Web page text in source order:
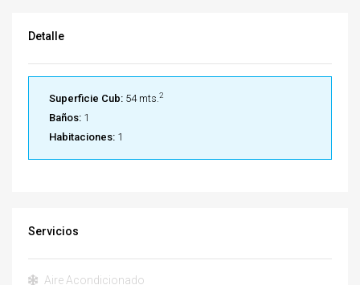
Detalle
Superficie Cub: 54 mts.2
Baños: 1
Habitaciones: 1
Servicios
Aire Acondicionado